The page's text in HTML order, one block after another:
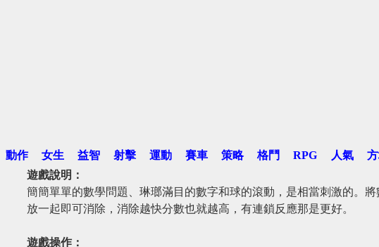
動作 女生 益智 射擊 運動 賽車 策略 格鬥 RPG 人氣
遊戲說明：
簡簡單單的數學問題、琳瑯滿目的數字和球的滾動，是相當刺激的。
放一起即可消除，消除越快分數也就越高，有連鎖反應那是更好。
遊戲操作：